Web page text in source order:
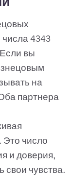
числа 4343
вы
на
партнера
Это число
и доверия,
свои чувства.